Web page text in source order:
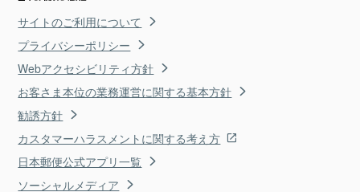
サイトのご利用について
プライバシーポリシー
Webアクセシビリティ方針
お客さま本位の業務運営に関する基本方針
勧誘方針
カスタマーハラスメントに関する考え方
日本郵便公式アプリ一覧
ソーシャルメディア